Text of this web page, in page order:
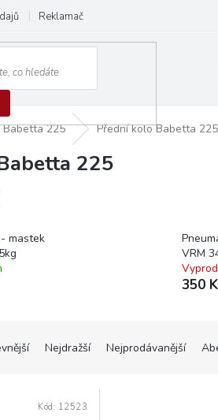
Reklamační protokol
Babetta 225 Přední kolo Babetta 225
225
mastek
VRM
350
Nejdražší Nejprodávanější
Kód: 12523